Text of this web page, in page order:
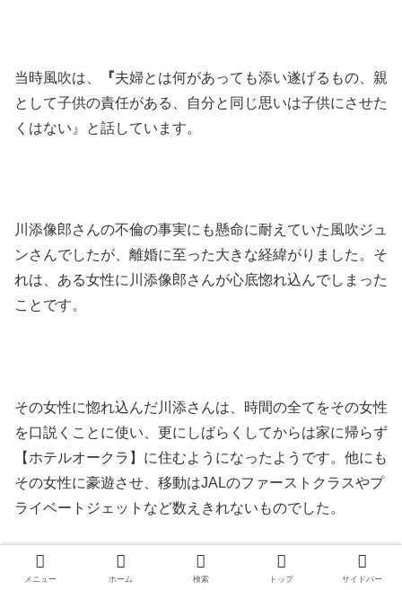
当時風吹は、 『夫婦とは何があっても添い遂げるもの、親
として子供の責任がある、自分と同じ思いは子供にさせた
くはない』と話しています。
川添像郎さんの不倫の事実にも懸命に耐えていた風吹ジュ
ンさんでしたが、離婚に至った大きな経緯がりました。そ
れは、ある女性に川添像郎さんが心底惚れ込んでしまった
ことです。
その女性に惚れ込んだ川添さんは、時間の全てをその女性
を口説くことに使い、更にしばらくしてからは家に帰らず
【ホテルオークラ】に住むようになったようです。他にも
その女性に豪遊させ、移動はJALのファーストクラスやプ
ライベートジェットなど数えきれないものでした。
メニュー ホーム 検索 トップ サイドバー